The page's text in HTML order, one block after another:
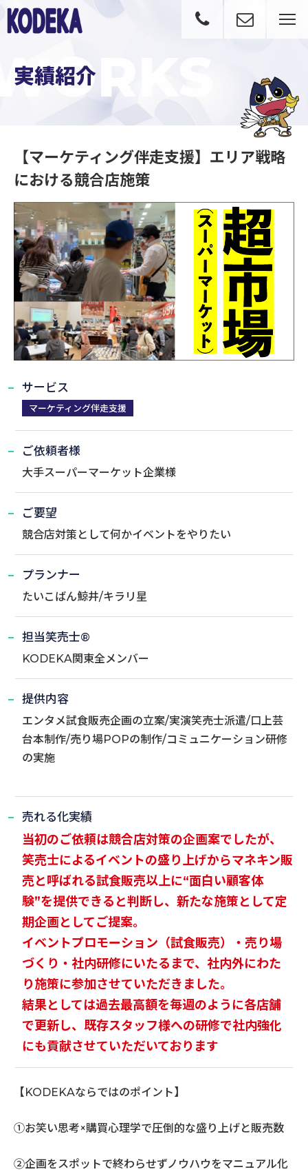
実績紹介
【マーケティング伴走支援】エリア戦略
における競合店施策
サービス
マーケティング伴走支援
ご依頼者様
大手スーパーマーケット企業様
ご要望
競合店対策として何かイベントをやりたい
プランナー
たいこばん鯨井/キラリ星
担当笑売士®
KODEKA関東全メンバー
提供内容
エンタメ試食販売企画の立案/実演笑売士派遣/口上芸
台本制作/売り場POPの制作/コミュニケーション研修
の実施
売れる化実績
当初のご依頼は競合店対策の企画案でしたが、
笑売士によるイベントの盛り上げからマネキン販
売と呼ばれる試食販売以上に“面白い顧客体
験”を提供できると判断し、新たな施策として定
期企画としてご提案。
イベントプロモーション（試食販売）・売り場
づくり・社内研修にいたるまで、社内外にわた
り施策に参加させていただきました。
結果としては過去最高額を毎週のように各店舗
で更新し、既存スタッフ様への研修で社内強化
にも貢献させていただいております
【KODEKAならではのポイント】
①お笑い思考×購買心理学で圧倒的な盛り上げと販売数
②企画をスポットで終わらせずノウハウをマニュアル化